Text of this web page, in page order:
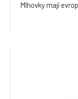
Mlhovky mají